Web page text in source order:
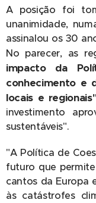
A posição foi
unanimidade,
assinalou os 30
No parecer, as
impacto da
conhecimento e
locais e
investimento
sustentáveis".
"A Política de
futuro que
cantos da Europa
às catástrofes